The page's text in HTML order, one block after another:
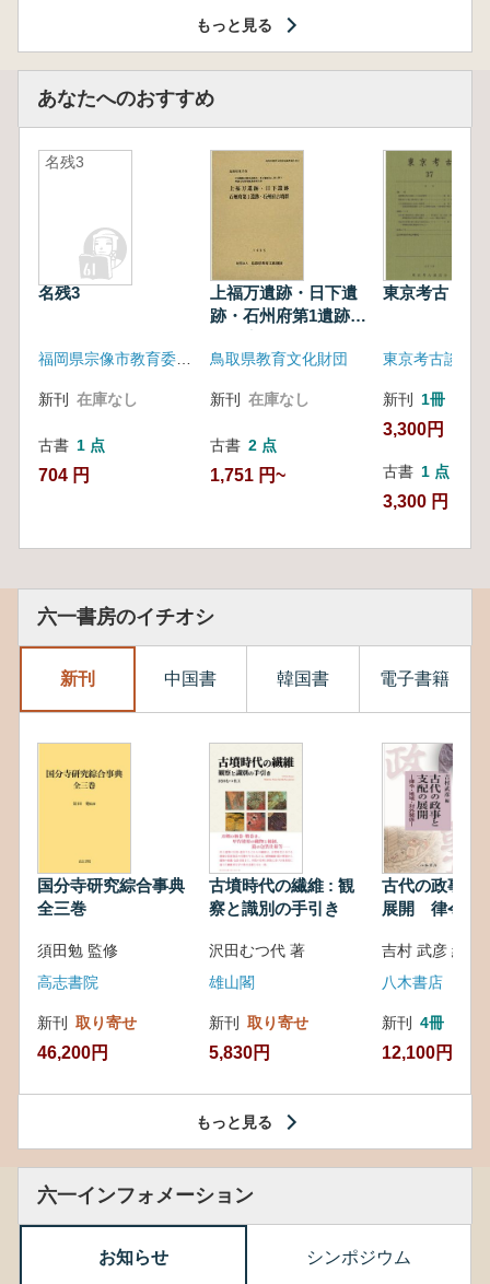
もっと見る
あなたへのおすすめ
名残3
名残3
新刊 在庫なし
古書 1 点
704 円
上福万遺跡・日下遺
跡・石州府第1遺跡・
鳥取県教育文化財団
新刊 在庫なし
古書 2 点
1,751 円~
東京考古 第
東京考古談話会
新刊 1冊
3,300円
古書 1 点
3,300 円
六一書房のイチオシ
新刊 中国書 韓国書 電子書籍
国分寺研究綜合事典
全三巻
須田勉 監修
高志書院
新刊 取り寄せ
46,200円
古墳時代の繊維 : 観
察と識別の手引き
沢田むつ代 著
雄山閣
新刊 取り寄せ
5,830円
古代の政事と
展開 律令・
吉村 武彦 編集
八木書店
新刊 4冊
12,100円
もっと見る
六一インフォメーション
お知らせ シンポジウム